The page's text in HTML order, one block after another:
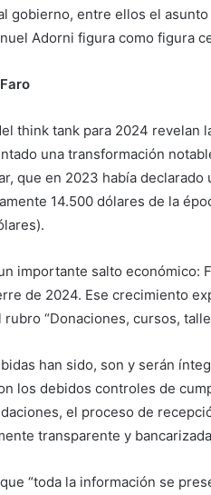
entre ellos el asunto
Adorni figura como figura
think tank para 2024 revelan
una transformación
que en 2023 había
14.500 dólares de la
importante salto económico:
de 2024. Ese crecimiento
rubro “Donaciones, cursos,
han sido, son y serán
los debidos controles de
el proceso de
transparente y
“toda la información se